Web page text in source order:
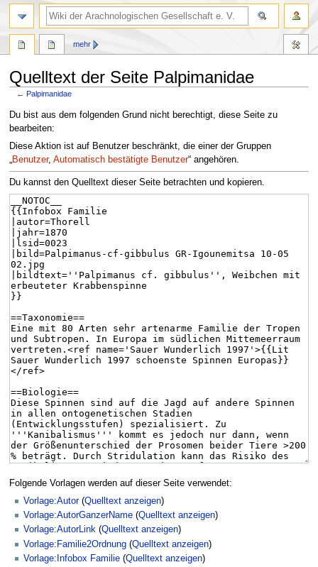
Quelltext der Seite Palpimanidae
←Palpimanidae
Zur
Navigation
springen
Zur
Suche
springen
Du bist aus dem folgenden Grund nicht berechtigt, diese Seite zu
bearbeiten:
Diese Aktion ist auf Benutzer beschränkt, die einer der Gruppen
„Benutzer, Automatisch bestätigte Benutzer“ angehören.
Du kannst den Quelltext dieser Seite betrachten und kopieren.
Folgende Vorlagen werden auf dieser Seite verwendet:
Vorlage:Autor(Quelltext anzeigen)
Vorlage:AutorGanzerName (Quelltext anzeigen)
Vorlage:AutorLink (Quelltext anzeigen)
Vorlage:Familie2Ordnung (Quelltext anzeigen)
Vorlage:Infobox Familie (Quelltext anzeigen)
mehr